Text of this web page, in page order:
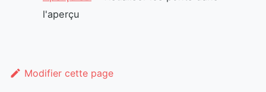
l'aperçu
Modifier cette page